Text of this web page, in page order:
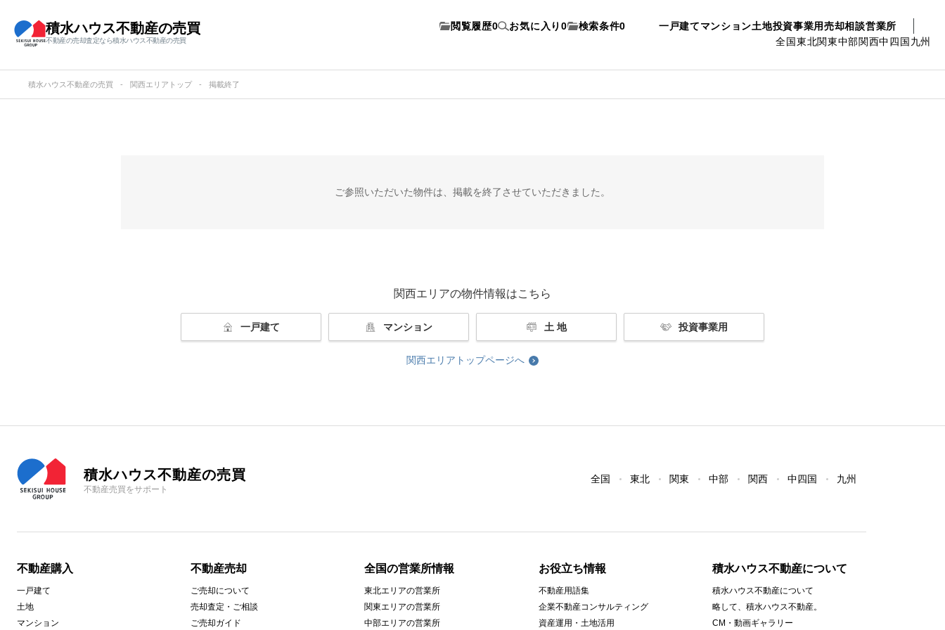
積水ハウス不動産の売買
不動産の売却査定なら積水ハウス不動産の売買
一戸建てマンション土地投資事業用売却相談営業所
全国東北関東中部関西中四国九州
閲覧履歴0 お気に入り 0 検索条件0
積水ハウス不動産の売買 関西エリアトップ 掲載終了
ご参照いただいた物件は、 掲載を終了させていただきました。
関西エリアの物件情報はこちら
一戸建て マンション 土 地 投資事業用
関西エリアトップページへ
積水ハウス不動産の売買
不動産売買をサポート
全国 東北 関東 中部 関西 中四国 九州
不動産購入
一戸建て
土地
マンション
不動産売却
ご売却について
売却査定・ご相談
ご売却ガイド
全国の営業所情報
東北エリアの営業所
関東エリアの営業所
中部エリアの営業所
お役立ち情報
不動産用語集
企業不動産コンサルティング
資産運用・土地活用
積水ハウス不動産について
積水ハウス不動産について
略して、積水ハウス不動産。
CM・動画ギャラリー